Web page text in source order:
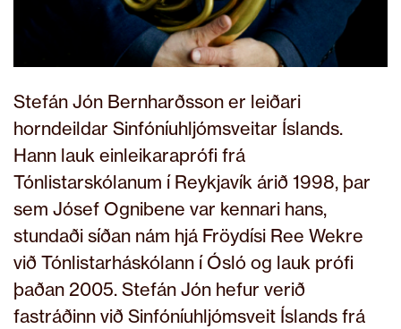
Stefán Jón Bernharðsson er leiðari
horndeildar Sinfóníuhljómsveitar Íslands.
Hann lauk einleikaraprófi frá
Tónlistarskólanum í Reykjavík árið 1998, þar
sem Jósef Ognibene var kennari hans,
stundaði síðan nám hjá Fröydísi Ree Wekre
við Tónlistarháskólann í Ósló og lauk prófi
þaðan 2005. Stefán Jón hefur verið
fastráðinn við Sinfóníuhljómsveit Íslands frá